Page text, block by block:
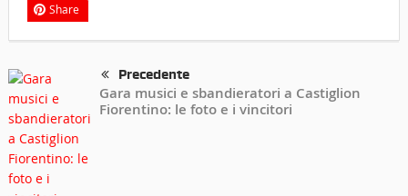
Share
Precedente
Gara musici e sbandieratori a Castiglion
Fiorentino: le foto e i vincitori